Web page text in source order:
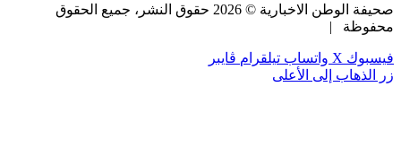
صحيفة الوطن الاخبارية © 2026 حقوق النشر، جميع الحقوق
محفوظة |
فيسبوك ‫X واتساب تيلقرام ڤايبر
زر الذهاب إلى الأعلى